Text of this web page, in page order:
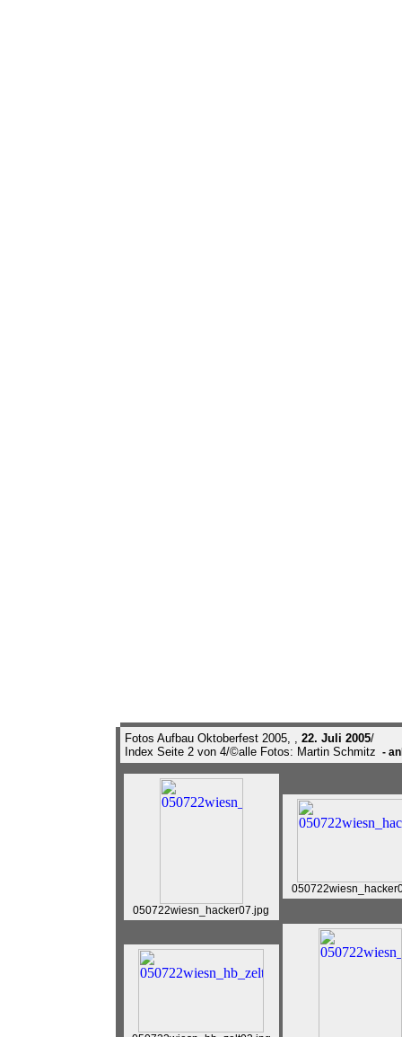
Fotos Aufbau Oktoberfest 2005, , 22. Juli 2005/
Index Seite 2 von 4/©alle Fotos: Martin Schmitz
-
050722wiesn_hacker07.jpg